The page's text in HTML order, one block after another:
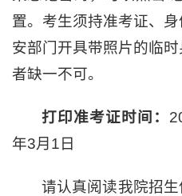
置。考生须持准考证、
安部门开具带照片的临
者缺一不可。
打印准考证时间 ：
年3月1日
请认真阅读我院招